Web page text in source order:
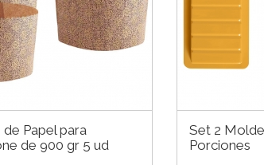
Papel para
de 900 gr 5 ud
Set 2
Porciones